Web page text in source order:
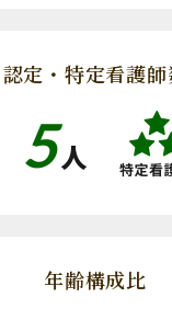
認定・特定看護
5人
年齢構成比